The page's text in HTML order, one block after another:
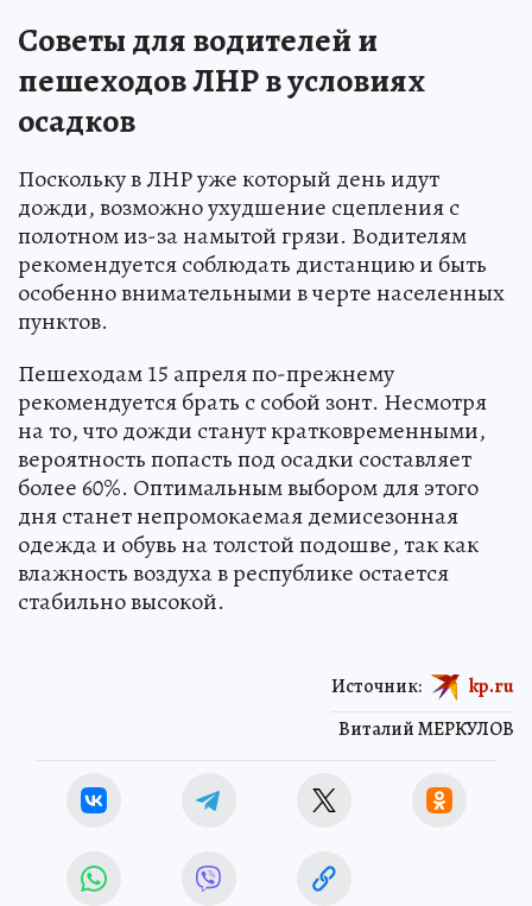
Советы для водителей и
пешеходов ЛНР в условиях
осадков
Поскольку в ЛНР уже который день идут
дожди, возможно ухудшение сцепления с
полотном из-за намытой грязи. Водителям
рекомендуется соблюдать дистанцию и быть
особенно внимательными в черте населенных
пунктов.
Пешеходам 15 апреля по-прежнему
рекомендуется брать с собой зонт. Несмотря
на то, что дожди станут кратковременными,
вероятность попасть под осадки составляет
более 60%. Оптимальным выбором для этого
дня станет непромокаемая демисезонная
одежда и обувь на толстой подошве, так как
влажность воздуха в республике остается
стабильно высокой.
Виталий МЕРКУЛОВ
Источник: kp.ru